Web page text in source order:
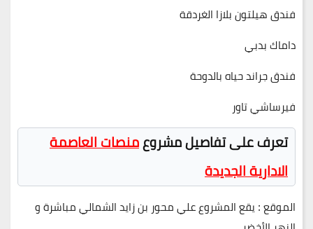
فندق هيلتون بلازا الغردقة
داماك بدبي
فندق جراند حياه بالدوحة
فيرساشي تاور
تعرف على تفاصيل مشروعمنصات العاصمة
الادارية الجديدة
الموقع : يقع المشروع علي محور بن زايد الشمالي مباشرة و